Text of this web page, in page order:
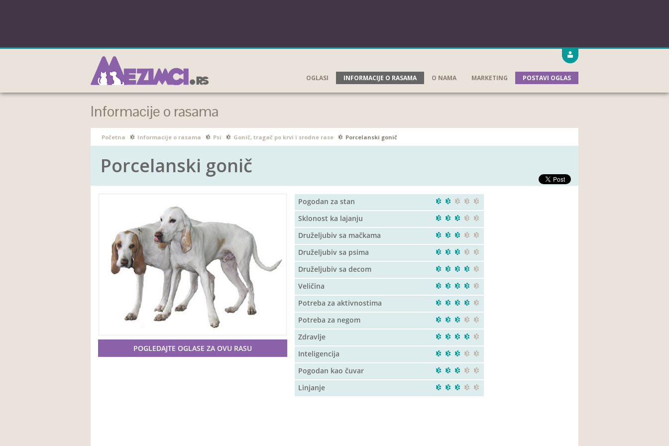
OGLASI INFORMACIJE O RASAMA O NAMA MARKETING POSTAVI OGLAS
Informacije o rasama
Početna Informacije o rasama Psi Gonič, tragač po krvi i srodne rase Porcelanski gonič
Porcelanski gonič
POGLEDAJTE OGLASE ZA OVU RASU
Pogodan za stan
Sklonost ka lajanju
Druželjubiv sa mačkama
Druželjubiv sa psima
Druželjubiv sa decom
Veličina
Potreba za aktivnostima
Potreba za negom
Zdravlje
Inteligencija
Pogodan kao čuvar
Linjanje